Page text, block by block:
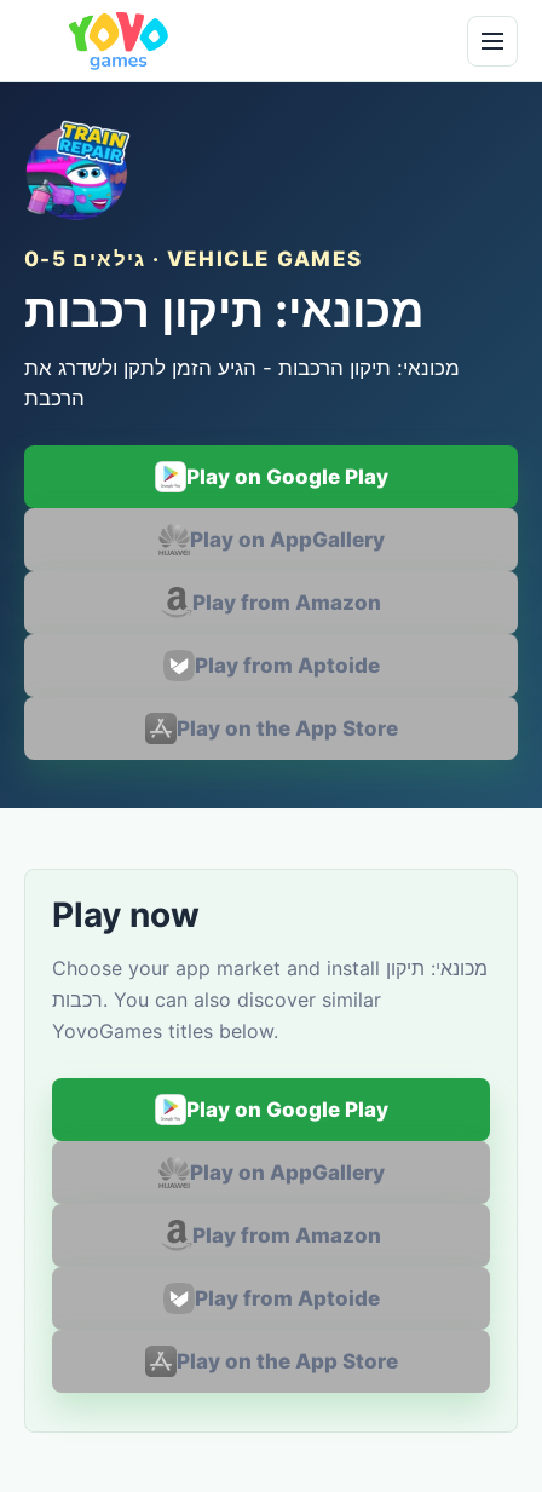
גילאים 0-5 · VEHICLE GAMES
מכונאי: תיקון רכבות
מכונאי: תיקון הרכבות - הגיע הזמן לתקן ולשדרג את
הרכבת
Play on Google Play
Play on AppGallery
Play from Amazon
Play from Aptoide
Play on the App Store
Play now
Choose your app market and install מכונאי: תיקון
רכבות. You can also discover similar
YovoGames titles below.
Play on Google Play
Play on AppGallery
Play from Amazon
Play from Aptoide
Play on the App Store